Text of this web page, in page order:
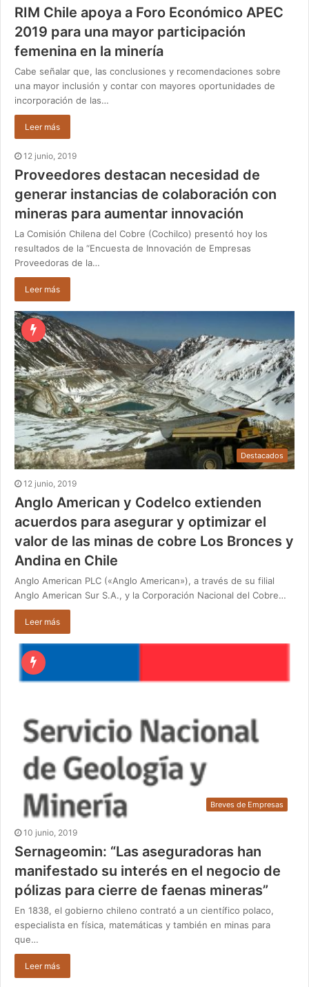
RIM Chile apoya a Foro Económico APEC
2019 para una mayor participación
femenina en la minería
Cabe señalar que, las conclusiones y recomendaciones sobre
una mayor inclusión y contar con mayores oportunidades de
incorporación de las…
Leer más
12 junio, 2019
Proveedores destacan necesidad de
generar instancias de colaboración con
mineras para aumentar innovación
La Comisión Chilena del Cobre (Cochilco) presentó hoy los
resultados de la “Encuesta de Innovación de Empresas
Proveedoras de la…
Leer más
Destacados
12 junio, 2019
Anglo American y Codelco extienden
acuerdos para asegurar y optimizar el
valor de las minas de cobre Los Bronces y
Andina en Chile
Anglo American PLC («Anglo American»), a través de su filial
Anglo American Sur S.A., y la Corporación Nacional del Cobre…
Leer más
Breves de Empresas
10 junio, 2019
Sernageomin: “Las aseguradoras han
manifestado su interés en el negocio de
pólizas para cierre de faenas mineras”
En 1838, el gobierno chileno contrató a un científico polaco,
especialista en física, matemáticas y también en minas para
que…
Leer más